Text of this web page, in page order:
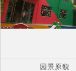
园景原貌